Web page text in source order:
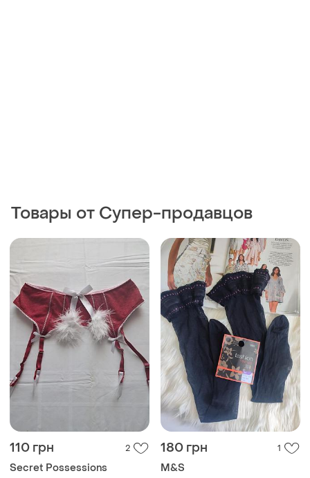
180 грн 3
Calzedonia
Новые чулки панчохи
calzedonia
и еще
91 грн 0
Белые чулки с принтом
брызг красной краски
идеально на хеллоуин р. s-
m
1 и еще